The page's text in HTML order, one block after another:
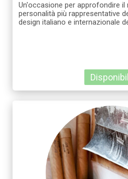
Un'occasione per approfondire il
personalità più rappresentative
design italiano e internazionale